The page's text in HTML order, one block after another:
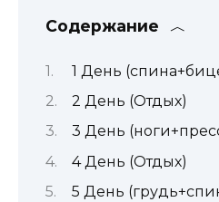
Содержание
1 День
2 День (Отдых)
3 День
4 День (Отдых)
5 День